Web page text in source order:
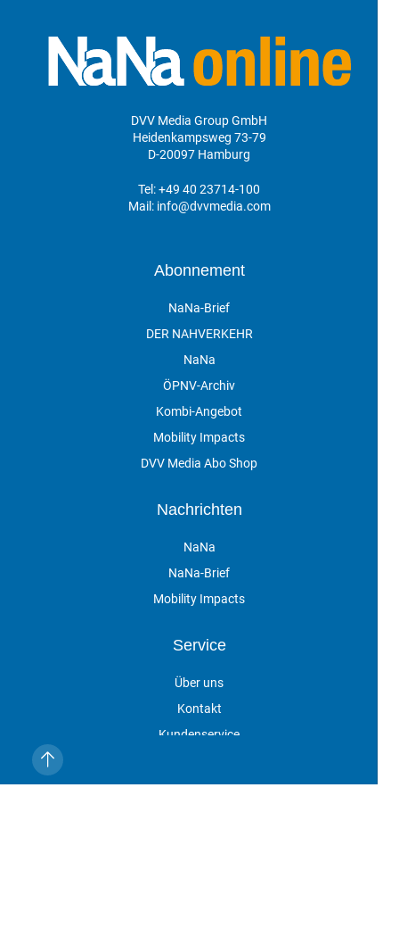
DVV Media Group GmbH
Heidenkampsweg 73-79
D-20097 Hamburg
Tel:+49 40 23714-100
Mail: info@dvvmedia.com
Abonnement
NaNa-Brief
DER NAHVERKEHR
NaNa
ÖPNV-Archiv
Kombi-Angebot
Mobility Impacts
DVV Media Abo Shop
Nachrichten
NaNa
NaNa-Brief
Mobility Impacts
Service
Über uns
Kontakt
Kundenservice